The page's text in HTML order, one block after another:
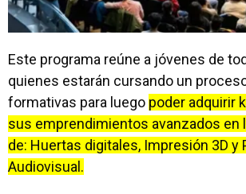
Este programa reúne a jóvenes de
quienes estarán cursando un
formativas para luego poder adquirir
sus emprendimientos avanzados en
de: Huertas digitales, Impresión 3D y
Audiovisual.